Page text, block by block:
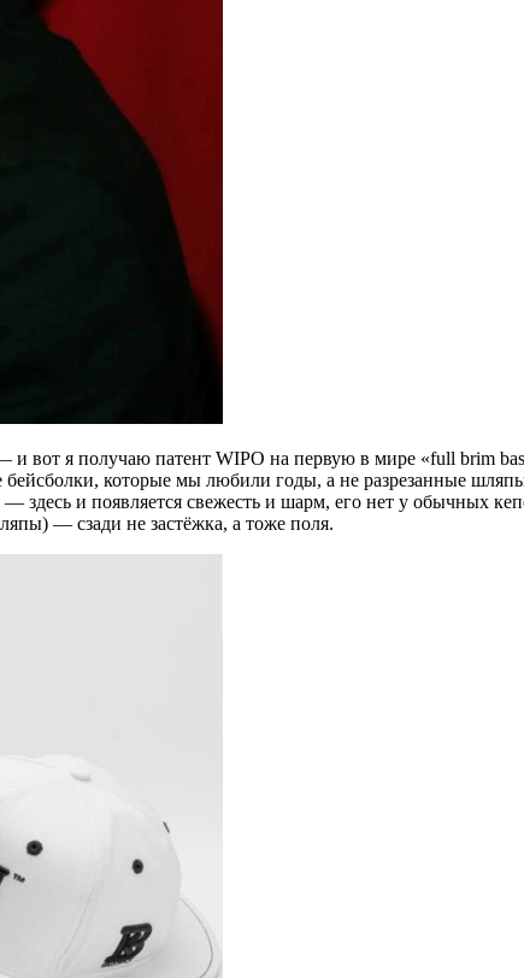
— и вот я получаю патент WIPO на первую в мире «full
бейсболки, которые мы любили годы, а не разрезанные
здесь и появляется свежесть и шарм, его нет у обычных
— сзади не застёжка, а тоже поля.